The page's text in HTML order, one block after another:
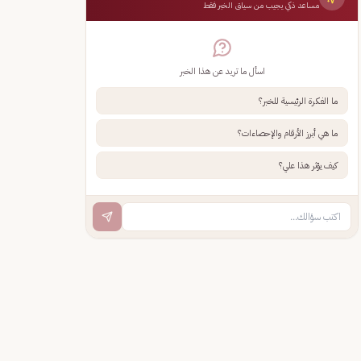
مساعد ذكي يجيب من سياق الخبر فقط
اسأل ما تريد عن هذا الخبر
ما الفكرة الرئيسية للخبر؟
ما هي أبرز الأرقام والإحصاءات؟
كيف يؤثر هذا علي؟